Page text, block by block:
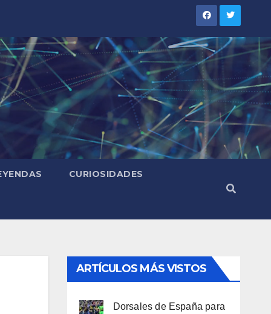
CURIOSIDADES
ARTÍCULOS MÁS VISTOS
Dorsales de España para